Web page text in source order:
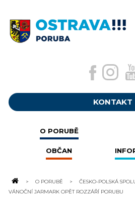
KONTAKT
O PORUBĚ
OBČAN
O PORUBĚ
ČESKO-POLSKÁ
VÁNOČNÍ JARMARK OPĚT ROZZÁŘÍ PORUBU